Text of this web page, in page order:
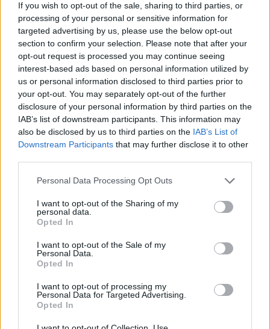
If you wish to opt-out of the sale, sharing to third parties, or
processing of your personal or sensitive information for
targeted advertising by us, please use the below opt-out
section to confirm your selection. Please note that after your
opt-out request is processed you may continue seeing
interest-based ads based on personal information utilized by
us or personal information disclosed to third parties prior to
your opt-out. You may separately opt-out of the further
disclosure of your personal information by third parties on the
IAB’s list of downstream participants. This information may
also be disclosed by us to third parties on the IAB’s List of
Downstream Participants that may further disclose it to other
Please note that this website/app uses one or more Google
not limited to your visit or usage behaviour. You may click to
grant or deny consent to Google and its third-party tags to
use your data for below specified purposes in below Google
consent section.
Personal Data Processing Opt Outs
I want to opt-out of the Sharing of my
personal data.
Opted In
I want to opt-out of the Sale of my
Personal Data.
Opted In
I want to opt-out of processing my
Personal Data for Targeted Advertising.
Opted In
Σχόλια
Σχολίασε εδώ
Αν τα χάσατε
Στη ΓΑΔΑ η 46χρονη που
της Μαρφίν - Μεταφέρθηκε
αεροδρόμιο
Τραμπ: «Ο πόλεμος με
τα Στενά του